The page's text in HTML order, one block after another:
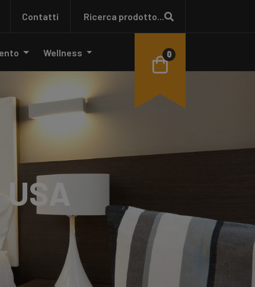
Contatti Ricerca prodotto...
Wellness 0